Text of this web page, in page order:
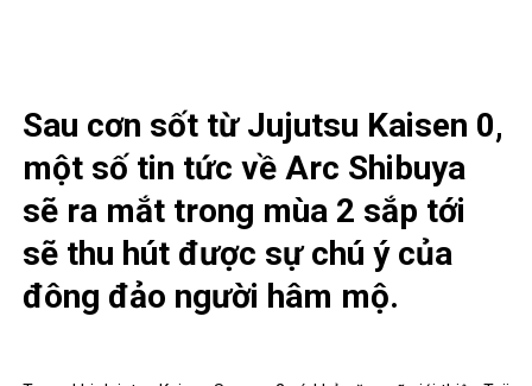
Sau cơn sốt từ Jujutsu Kaisen 0,
một số tin tức về Arc Shibuya
sẽ ra mắt trong mùa 2 sắp tới
sẽ thu hút được sự chú ý của
đông đảo người hâm mộ.